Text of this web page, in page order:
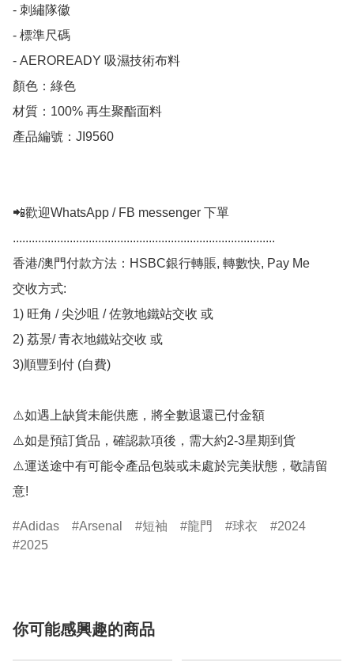
- 刺繡隊徽
- 標準尺碼
- AEROREADY 吸濕技術布料
顏色：綠色
材質：100% 再生聚酯面料
產品編號：JI9560
📲歡迎WhatsApp / FB messenger 下單
...................................................................................
香港/澳門付款方法：HSBC銀行轉賬, 轉數快, Pay Me
交收方式:
1) 旺角 / 尖沙咀 / 佐敦地鐵站交收 或
2) 荔景/ 青衣地鐵站交收 或
3)順豐到付 (自費)
⚠️如遇上缺貨未能供應，將全數退還已付金額
⚠️如是預訂貨品，確認款項後，需大約2-3星期到貨
⚠️運送途中有可能令產品包裝或未處於完美狀態，敬請留
意!
Adidas Arsenal 短袖 龍門 球衣
2024
2025
你可能感興趣的商品